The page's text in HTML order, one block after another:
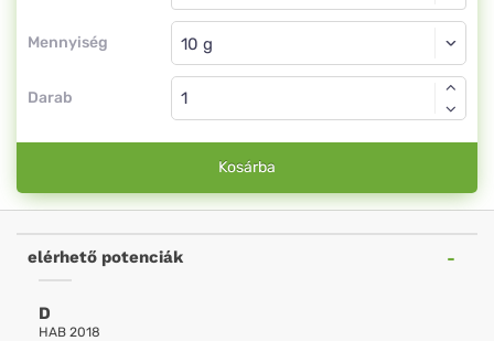
Mennyiség
Golyócska
Darab
Kosárba
elérhető potenciák
D
HAB 2018